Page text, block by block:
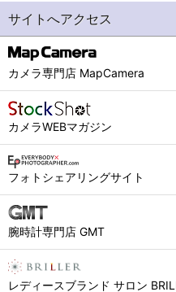
サイトへアクセス
カメラ専門店 MapCamera
カメラWEBマガジン
フォトシェアリングサイト
腕時計専門店 GMT
レディースブランド サロン